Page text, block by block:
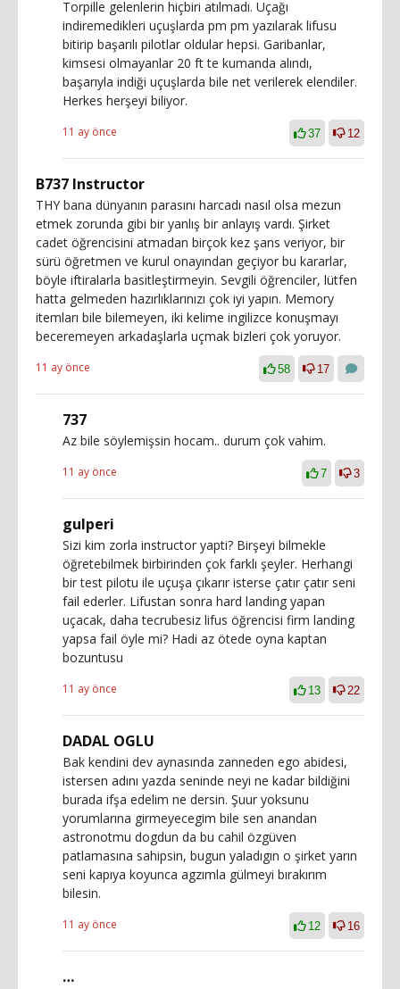
Torpille gelenlerin hiçbiri atılmadı. Uçağı
indiremedikleri uçuşlarda pm pm yazılarak lifusu
bitirip başarılı pilotlar oldular hepsi. Garibanlar,
kimsesi olmayanlar 20 ft te kumanda alındı,
başarıyla indiği uçuşlarda bile net verilerek elendiler.
Herkes herşeyi biliyor.
11 ay önce 37 12
B737 Instructor
THY bana dünyanın parasını harcadı nasıl olsa mezun
etmek zorunda gibi bir yanlış bir anlayış vardı. Şirket
cadet öğrencisini atmadan birçok kez şans veriyor, bir
sürü öğretmen ve kurul onayından geçiyor bu kararlar,
böyle iftiralarla basitleştirmeyin. Sevgili öğrenciler, lütfen
hatta gelmeden hazırlıklarınızı çok iyi yapın. Memory
itemları bile bilemeyen, iki kelime ingilizce konuşmayı
beceremeyen arkadaşlarla uçmak bizleri çok yoruyor.
11 ay önce 58 17
737
Az bile söylemişsin hocam.. durum çok vahim.
11 ay önce 7 3
gulperi
Sizi kim zorla instructor yapti? Birşeyi bilmekle
öğretebilmek birbirinden çok farklı şeyler. Herhangi
bir test pilotu ile uçuşa çıkarır isterse çatır çatır seni
fail ederler. Lifustan sonra hard landing yapan
uçacak, daha tecrubesiz lifus öğrencisi firm landing
yapsa fail öyle mi? Hadi az ötede oyna kaptan
bozuntusu
11 ay önce 13 22
DADAL OGLU
Bak kendini dev aynasında zanneden ego abidesi,
istersen adını yazda seninde neyi ne kadar bildiğini
burada ifşa edelim ne dersin. Şuur yoksunu
yorumlarına girmeyecegim bile sen anandan
astronotmu dogdun da bu cahil özgüven
patlamasına sahipsin, bugun yaladıgın o şirket yarın
seni kapıya koyunca agzımla gülmeyi bırakırım
bilesin.
11 ay önce 12 16
…